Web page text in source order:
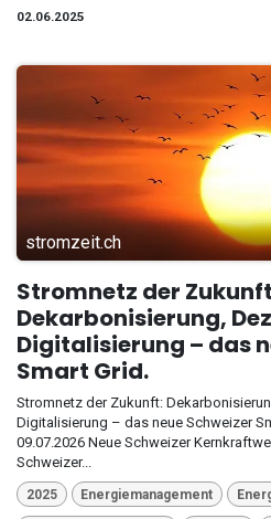
02.06.2025
stromzeit.ch
Stromnetz der
Dekarbonisierung,
Digitalisierung – das
Smart Grid.
Stromnetz der Zukunft:
Digitalisierung – das neue Schweizer
09.07.2026 Neue Schweizer
Schweizer...
2025 Energiemanagement